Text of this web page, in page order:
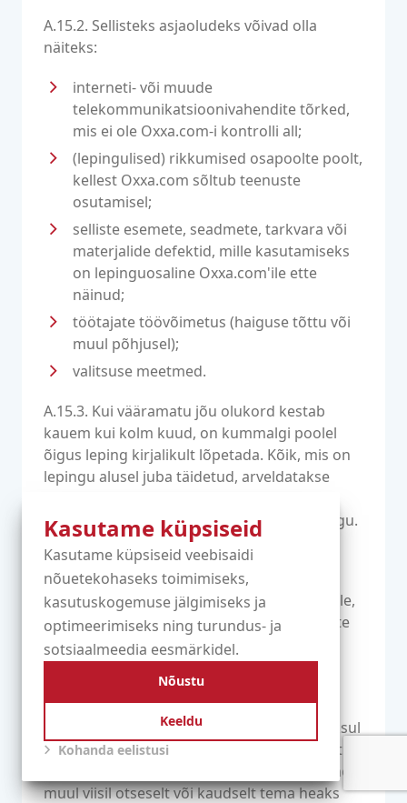
Kasutame küpsiseid
Kasutame küpsiseid veebisaidi
nõuetekohaseks toimimiseks,
kasutuskogemuse jälgimiseks ja
optimeerimiseks ning turundus- ja
sotsiaalmeedia eesmärkidel.
Nõustu
Keeldu
Kohanda eelistusi
A.15.2. Sellisteks asjaoludeks võivad olla
näiteks:
interneti- või muude
telekommunikatsioonivahendite tõrked,
mis ei ole Oxxa.com-i kontrolli all;
(lepingulised) rikkumised osapoolte poolt,
kellest Oxxa.com sõltub teenuste
osutamisel;
selliste esemete, seadmete, tarkvara või
materjalide defektid, mille kasutamiseks
on lepinguosaline Oxxa.com'ile ette
näinud;
töötajate töövõimetus (haiguse tõttu või
muul põhjusel);
valitsuse meetmed.
A.15.3. Kui vääramatu jõu olukord kestab
kauem kui kolm kuud, on kummalgi poolel
õigus leping kirjalikult lõpetada. Kõik, mis on
lepingu alusel juba täidetud, arveldatakse
pooled oleksid üksteisele midagi muud võlgu.
Artikkel A.16. Töötajad
A.16.1. Töövõtja tagab Oxxa.com'i töötajatele,
kes teevad tööd Töövõtja kontorites toodete
ja/või teenuste tarnimiseks, kogu vajaliku
toetuse oma töö tegemiseks.
A.16.2. Nii kaua, kui töövõtja ja Oxxa.com
vaheline suhe kestab, kui ka ühe aasta jooksul
pärast selle lõppemist, ei ole töövõtjal lubatud
võtta tööle Oxxa.com-i töötajaid ega lasta neil
muul viisil otseselt või kaudselt tema heaks